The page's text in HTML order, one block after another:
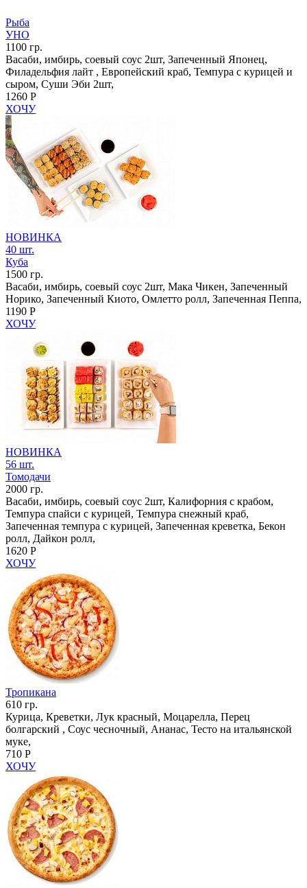
Рыба
УНО
1100 гр.
Васаби, имбирь, соевый соус 2шт, Запеченный Японец,
Филадельфия лайт , Европейский краб, Темпура с курицей и
сыром, Суши Эби 2шт,
1260 Р
ХОЧУ
НОВИНКА
40 шт.
Куба
1500 гр.
Васаби, имбирь, соевый соус 2шт, Мака Чикен, Запеченный
Норико, Запеченный Киото, Омлетто ролл, Запеченная Пеппа,
1190 Р
ХОЧУ
НОВИНКА
56 шт.
Томодачи
2000 гр.
Васаби, имбирь, соевый соус 2шт, Калифорния с крабом,
Темпура спайси с курицей, Темпура снежный краб,
Запеченная темпура с курицей, Запеченная креветка, Бекон
ролл, Дайкон ролл,
1620 Р
ХОЧУ
Тропикана
610 гр.
Курица, Креветки, Лук красный, Моцарелла, Перец
болгарский , Соус чесночный, Ананас, Тесто на итальянской
муке,
710 Р
ХОЧУ